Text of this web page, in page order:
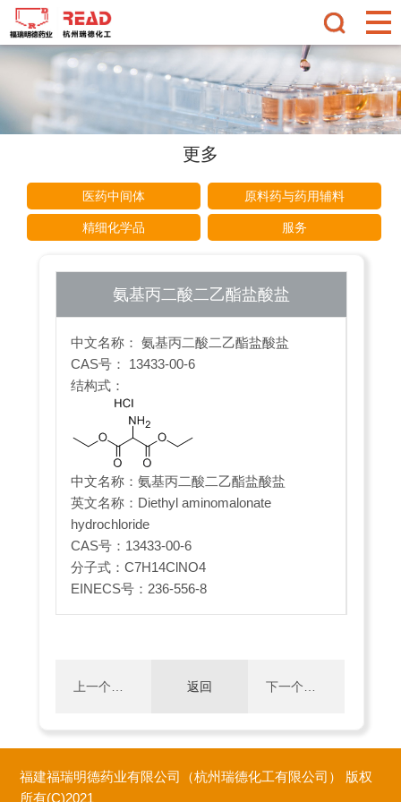
更多
医药中间体 原料药与药用辅料
精细化学品 服务
氨基丙二酸二乙酯盐酸盐
中文名称： 氨基丙二酸二乙酯盐酸盐
CAS号： 13433-00-6
结构式：
中文名称：氨基丙二酸二乙酯盐酸盐
英文名称：Diethyl aminomalonate
hydrochloride
CAS号：13433-00-6
分子式：C7H14ClNO4
EINECS号：236-556-8
上一个：
乙酰氯
返回 下一个：
福建福瑞明德药业有限公司（杭州瑞德化工有限公司） 版权
所有(C)2021